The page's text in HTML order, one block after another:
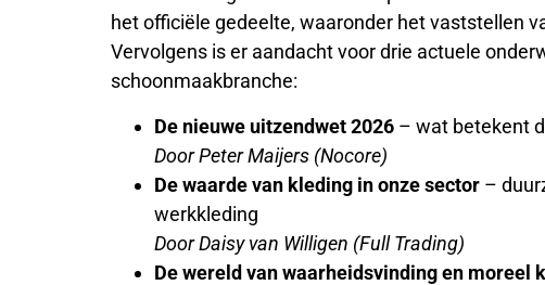
het officiële gedeelte, waaronder het vaststellen
Vervolgens is er aandacht voor drie actuele
schoonmaakbranche:
De nieuwe uitzendwet 2026 – wat betekent
Door Peter Maijers (Nocore)
De waarde van kleding in onze sector –
werkkleding
Door Daisy van Willigen (Full Trading)
De wereld van waarheidsvinding en moreel